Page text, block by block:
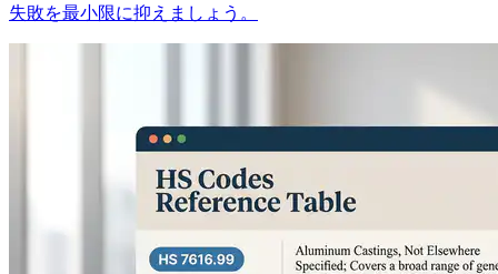
失敗を最小限に抑えましょう。